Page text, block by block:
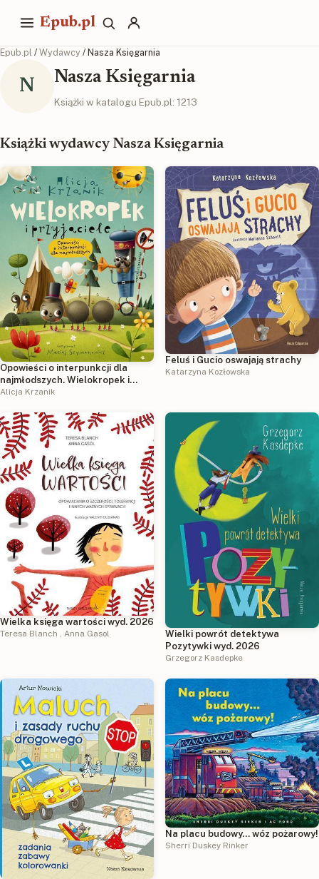
Epub.pl
Epub.pl / Wydawcy / Nasza Księgarnia
N Nasza Księgarnia
Książki w katalogu Epub.pl: 1213
Książki wydawcy Nasza Księgarnia
Opowieści o interpunkcji dla
najmłodszych. Wielokropek i
przyjaciele
Alicja Krzanik
Feluś i Gucio oswajają strachy
Katarzyna Kozłowska
Wielka księga wartości wyd. 2026
Teresa Blanch , Anna Gasol
Wielki powrót detektywa
Pozytywki wyd. 2026
Grzegorz Kasdepke
Na placu budowy... wóz pożarowy!
Sherri Duskey Rinker